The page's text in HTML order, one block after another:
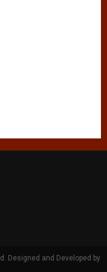
Designed and Developed by